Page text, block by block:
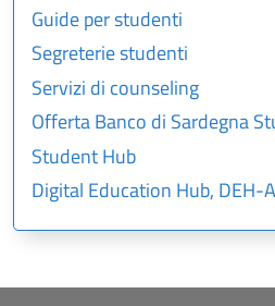
Guide per studenti
Segreterie studenti
Servizi di counseling
Offerta Banco di Sardegna
Student Hub
Digital Education Hub, DEH-